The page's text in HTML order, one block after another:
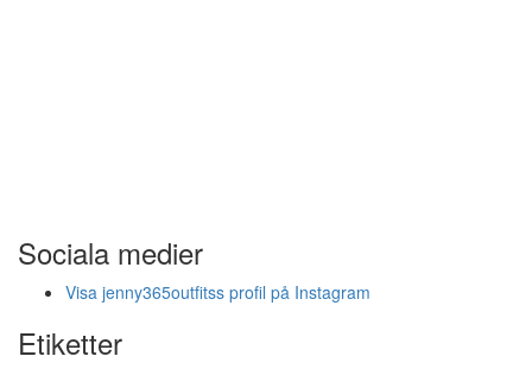
Sociala medier
Visa jenny365outfitss profil på Instagram
Etiketter